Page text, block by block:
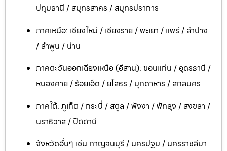
ปทุมธานี / สมุทรสาคร / สมุทรปราการ
ภาคเหนือ: เชียงใหม่ / เชียงราย / พะเยา / แพร่ / ลำปาง
/ ลำพูน / น่าน
ภาคตะวันออกเฉียงเหนือ (อีสาน): ขอนแก่น / อุดรธานี /
หนองคาย / ร้อยเอ็ด / ยโสธร / มุกดาหาร / สกลนคร
ภาคใต้: ภูเก็ต / กระบี่ / สตูล / พังงา / พัทลุง / สงขลา /
นราธิวาส / ปัตตานี
จังหวัดอื่นๆ เช่น กาญจนบุรี / นครปฐม / นครราชสีมา